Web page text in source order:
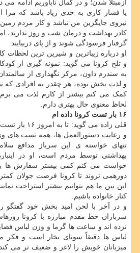
ازمبتلا شدن؛ و در کمال ناباوریم ادامه
یا فشار کاری به حدی زیاد باشد که مرا
نیروی جایگزین من نباشد و کار مردم
کادر بهداشت و درمان شب و روز ندارند،
گرفتار فرسودگی شوند و از پای دربیایند.
او درباره زیباترین و شیرین ترین
و تلخ کرونا می گوید: نمونه گیری از
به سندرم داون، مرکز نگهداری از سالمندان
و لذت بخش بوده، هر چقدر به افرادی که
کمک می کنم بیشتر از کارم لذت می
لحاظ معنوی حال بهتری دارم.
۱۶ بار تست کرونا داده ام
قلی زاده می
و رعایت دستورالعمل ها، همه تست های
تنهای خواسته ی این سرباز مدافع
بهداشتی توسط مردم است، او در
خواست می کنم کمی بیشتر سفارش ها را
دورهمی نروند تا کرونا فرصت جولان
این بین ما هم بتوانیم بیشتر استراحت
کنار خانواده باشیم.
و در آخر با لحن امید بخش خود گفتگو
سربازان خط مقدم مبارزه با کرونا
نزده اند و ساعت ها گرما و وزن لباس
لباس ها دقیقاً سونای بخار است و فکر
میزبانان خویش را لاغر و ضعیف تر می